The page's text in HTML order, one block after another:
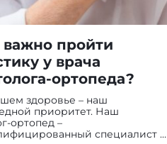
пройти
у врача
ортопеда?
здоровье – наш
приоритет. Наш
ортопед –
специалист …